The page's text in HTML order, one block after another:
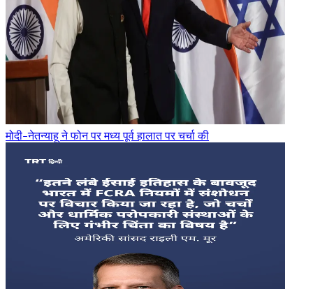
मोदी-नेतन्याहू ने फोन पर मध्य पूर्व हालात पर चर्चा की